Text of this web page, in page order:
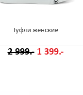
Туфли женские
2 999.- 1 399.-